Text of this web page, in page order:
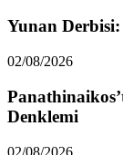
Yunan
02/08/2026
Denklemi
02/08/2026